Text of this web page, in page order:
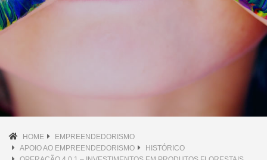
HOME
EMPREENDEDORISMO
APOIO AO EMPREENDEDORISMO
HISTÓRICO